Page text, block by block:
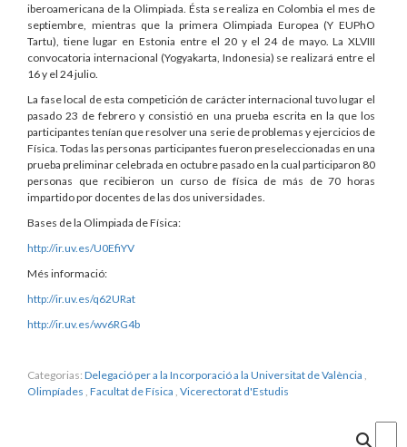
iberoamericana de la Olimpiada. Ésta se realiza en Colombia el mes de
septiembre, mientras que la primera Olimpiada Europea (Y EUPhO
Tartu), tiene lugar en Estonia entre el 20 y el 24 de mayo. La XLVIII
convocatoria internacional (Yogyakarta, Indonesia) se realizará entre el
16 y el 24 julio.
La fase local de esta competición de carácter internacional tuvo lugar el
pasado 23 de febrero y consistió en una prueba escrita en la que los
participantes tenían que resolver una serie de problemas y ejercicios de
Física. Todas las personas participantes fueron preseleccionadas en una
prueba preliminar celebrada en octubre pasado en la cual participaron 80
personas que recibieron un curso de física de más de 70 horas
impartido por docentes de las dos universidades.
Bases de la Olimpiada de Física:
http://ir.uv.es/U0EfiYV
Més informació:
http://ir.uv.es/q62URat
http://ir.uv.es/wv6RG4b
Categorias: Delegació per a la Incorporació a la Universitat de València
Olimpíades Facultat de Física Vicerectorat d'Estudis